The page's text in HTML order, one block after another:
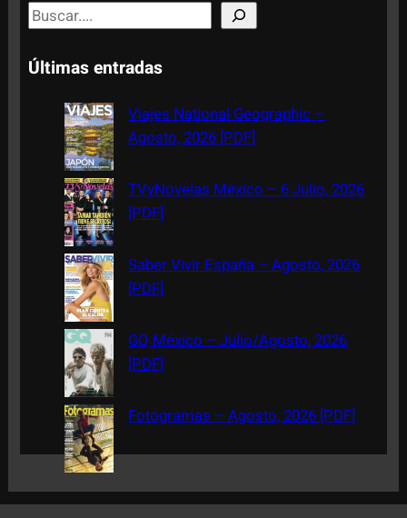
S
e
a
Últimas entradas
Viajes National Geographic –
Agosto, 2026 [PDF]
TVyNovelas México – 6 Julio, 2026
[PDF]
Saber Vivir España – Agosto, 2026
[PDF]
GQ México – Julio/Agosto, 2026
[PDF]
Fotogramas – Agosto, 2026 [PDF]